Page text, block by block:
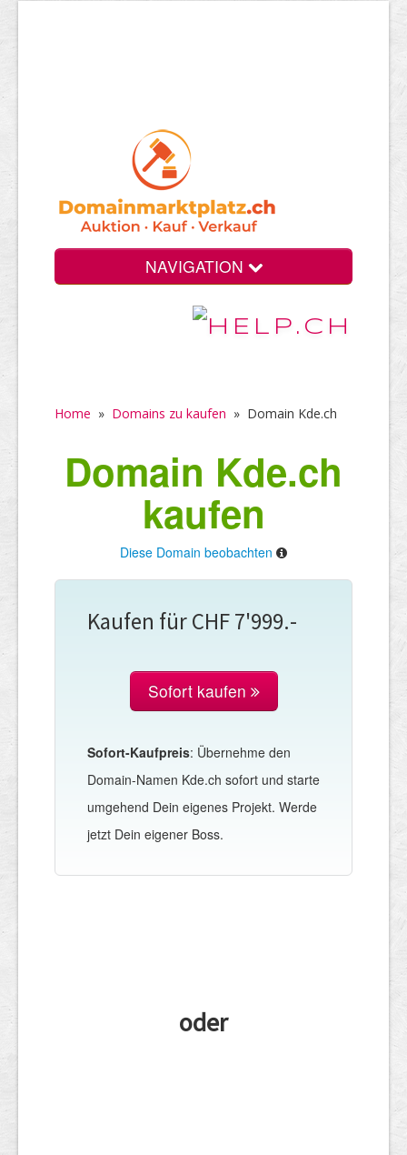
NAVIGATION
Home » Domains zu kaufen » Domain Kde.ch
Domain Kde.ch
kaufen
Diese Domain beobachten
Kaufen für CHF 7'999.-
Sofort kaufen
Sofort-Kaufpreis: Übernehme den
Domain-Namen Kde.ch sofort und starte
umgehend Dein eigenes Projekt. Werde
jetzt Dein eigener Boss.
oder